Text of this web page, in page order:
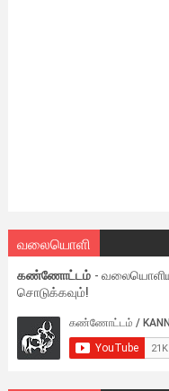
வலையொளி
கண்ணோட்டம் -
சொடுக்கவும்!